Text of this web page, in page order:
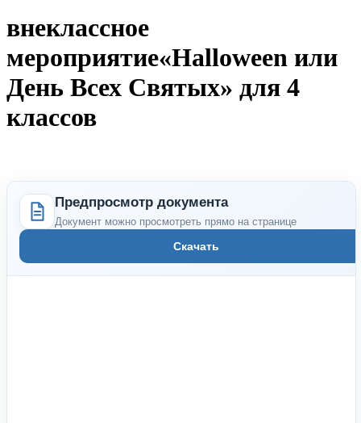
внеклассное
мероприятие«Halloween или
День Всех Святых» для 4
классов
Предпросмотр документа
Документ можно просмотреть прямо на странице
Скачать